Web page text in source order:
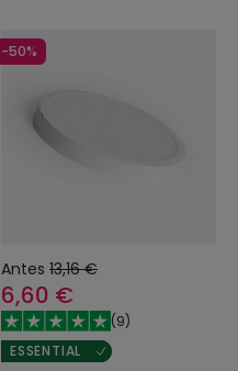
-50%
Antes 13,16 €
6,60 €
(9)
ESSENTIAL